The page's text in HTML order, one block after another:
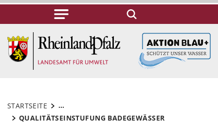
STARTSEITE
...
QUALITÄTSEINSTUFUNG BADEGEWÄSSER